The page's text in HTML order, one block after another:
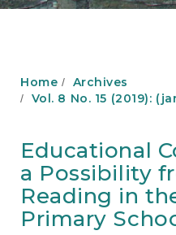
g
n
n
C
o
n
t
Home
Archives
Vol. 8 No. 15 (2019):
Educational
a Possibility
Reading in
Primary